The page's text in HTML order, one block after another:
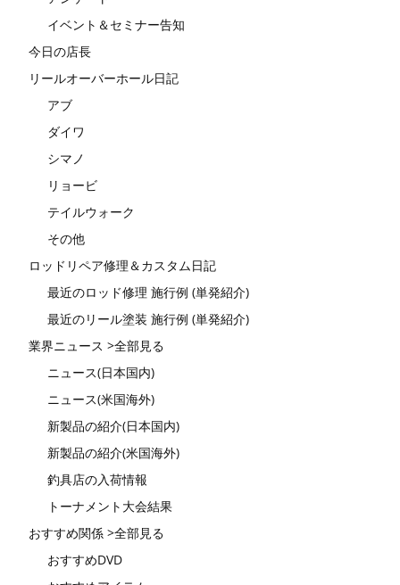
イベント＆セミナー告知
今日の店長
リールオーバーホール日記
アブ
ダイワ
シマノ
リョービ
テイルウォーク
その他
ロッドリペア修理＆カスタム日記
最近のロッド修理 施行例 (単発紹介)
最近のリール塗装 施行例 (単発紹介)
業界ニュース >全部見る
ニュース(日本国内)
ニュース(米国海外)
新製品の紹介(日本国内)
新製品の紹介(米国海外)
釣具店の入荷情報
トーナメント大会結果
おすすめ関係 >全部見る
おすすめDVD